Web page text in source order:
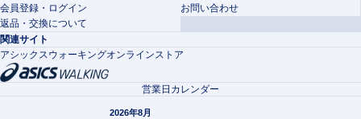
会員登録・ログイン
お問い合わせ
返品・交換について
関連サイト
アシックスウォーキングオンラインストア
営業日カレンダー
2026年8月